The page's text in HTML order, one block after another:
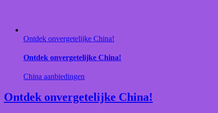
Ontdek onvergetelijke China!
Ontdek onvergetelijke China!
China aanbiedingen
Ontdek onvergetelijke China!